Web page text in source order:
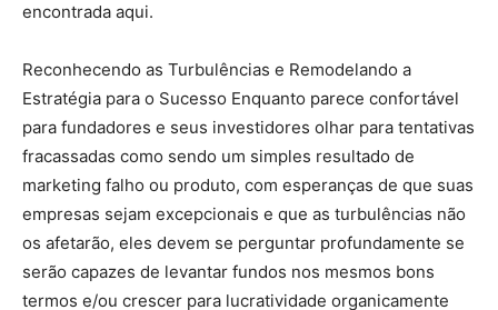
encontrada aqui.
Reconhecendo as Turbulências e Remodelando a
Estratégia para o Sucesso Enquanto parece confortável
para fundadores e seus investidores olhar para tentativas
fracassadas como sendo um simples resultado de
marketing falho ou produto, com esperanças de que suas
empresas sejam excepcionais e que as turbulências não
os afetarão, eles devem se perguntar profundamente se
serão capazes de levantar fundos nos mesmos bons
termos e/ou crescer para lucratividade organicamente